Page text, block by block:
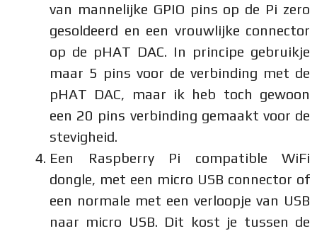
van mannelijke GPIO pins op de Pi zero
gesoldeerd en een vrouwlijke connector
op de pHAT DAC. In principe gebruikje
maar 5 pins voor de verbinding met de
pHAT DAC, maar ik heb toch gewoon
een 20 pins verbinding gemaakt voor de
stevigheid.
Een Raspberry Pi compatible WiFi
dongle, met een micro USB connector of
een normale met een verloopje van USB
naar micro USB. Dit kost je tussen de